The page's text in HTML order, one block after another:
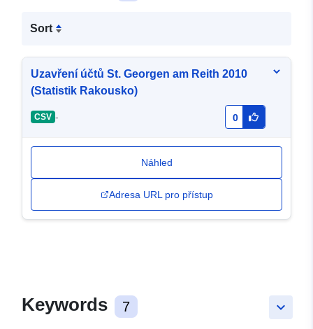
Sort
Uzavření účtů St. Georgen am Reith 2010
(Statistik Rakousko)
CSV - 0
Náhled
Adresa URL pro přístup
keyboard_arrow_down
Keywords 7